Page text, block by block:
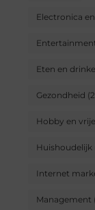
Electronica
Eten en
Gezondheid
Hobby en
Huishoudelijk
Internet
Management